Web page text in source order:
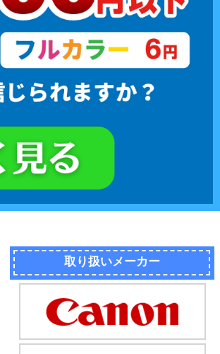
取り扱いメーカー